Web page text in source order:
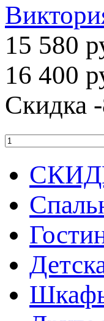
15 580
16 400
Скидка